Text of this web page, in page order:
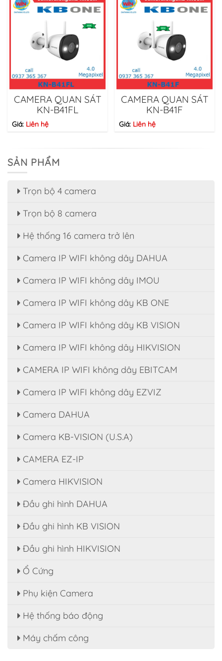
CAMERA QUAN SÁT
KN-B41FL
Giá: Liên hệ
CAMERA QUAN SÁT
KN-B41F
Giá: Liên hệ
SẢN PHẨM
Trọn bộ 4 camera
Trọn bộ 8 camera
Hệ thống 16 camera trở lên
Camera IP WIFI không dây DAHUA
Camera IP WIFI không dây IMOU
Camera IP WIFI không dây KB ONE
Camera IP WIFI không dây KB VISION
Camera IP WIFI không dây HIKVISION
CAMERA IP WIFI không dây EBITCAM
Camera IP WIFI không dây EZVIZ
Camera DAHUA
Camera KB-VISION (U.S.A)
CAMERA EZ-IP
Camera HIKVISION
Đầu ghi hình DAHUA
Đầu ghi hình KB VISION
Đầu ghi hình HIKVISION
Ổ Cứng
Phụ kiện Camera
Hệ thống báo động
Máy chấm công